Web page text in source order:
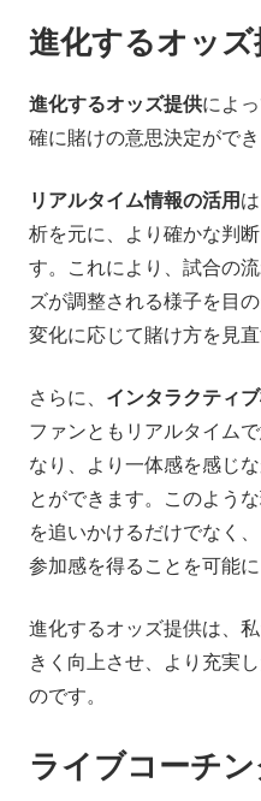
進化するオッズ
進化するオッズ提供によ
確に賭けの意思決定がで
リアルタイム情報の活用
析を元に、より確かな判
す。これにより、試合の
ズが調整される様子を目
変化に応じて賭け方を見直
さらに、 インタラクティ
ファンともリアルタイム
なり、より一体感を感じ
とができます。このよう
を追いかけるだけでなく
参加感を得ることを可能に
進化するオッズ提供は、
きく向上させ、より充実
のです。
ライブコーチ